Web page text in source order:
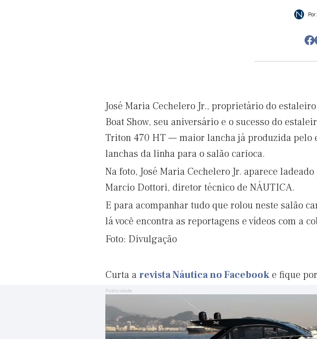
Por:
José Maria Cechelero Jr., proprietário do
Boat Show, seu aniversário e o sucesso do
Triton 470 HT — maior lancha já produzida pelo
lanchas da linha para o salão carioca.
Na foto, José Maria Cechelero Jr. aparece
Marcio Dottori, diretor técnico de NÁUTICA.
E para acompanhar tudo que rolou neste salão
lá você encontra as reportagens e vídeos com a
Foto: Divulgação
Curta arevista Náutica no Facebook e fique
Publicidade